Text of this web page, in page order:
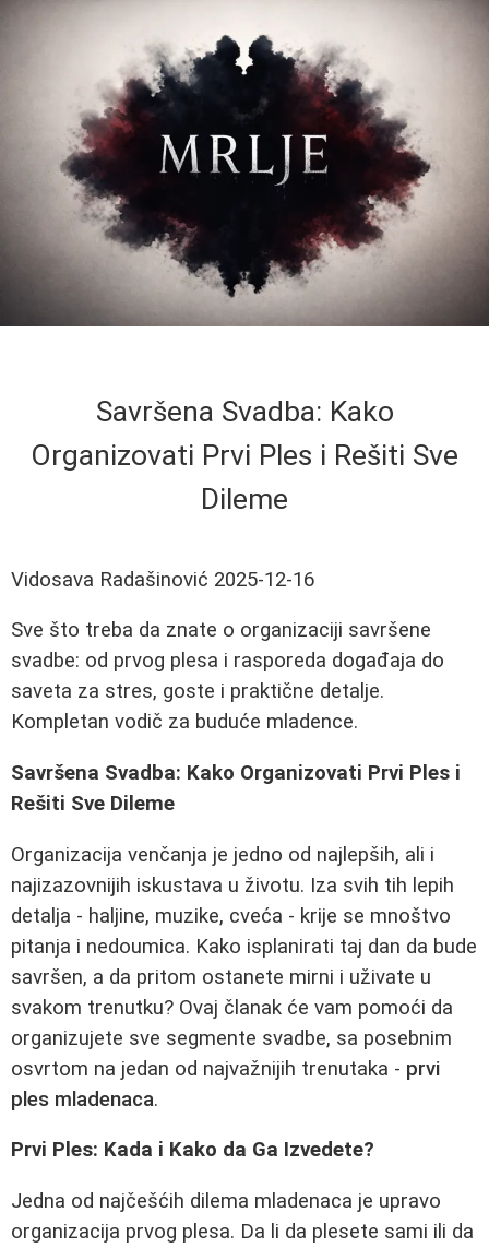
Savršena Svadba: Kako
Organizovati Prvi Ples i Rešiti Sve
Dileme
Vidosava Radašinović 2025-12-16
Sve što treba da znate o organizaciji savršene
svadbe: od prvog plesa i rasporeda događaja do
saveta za stres, goste i praktične detalje.
Kompletan vodič za buduće mladence.
Savršena Svadba: Kako Organizovati Prvi Ples i
Rešiti Sve Dileme
Organizacija venčanja je jedno od najlepših, ali i
najizazovnijih iskustava u životu. Iza svih tih lepih
detalja - haljine, muzike, cveća - krije se mnoštvo
pitanja i nedoumica. Kako isplanirati taj dan da bude
savršen, a da pritom ostanete mirni i uživate u
svakom trenutku? Ovaj članak će vam pomoći da
organizujete sve segmente svadbe, sa posebnim
osvrtom na jedan od najvažnijih trenutaka - prvi
ples mladenaca.
Prvi Ples: Kada i Kako da Ga Izvedete?
Jedna od najčešćih dilema mladenaca je upravo
organizacija prvog plesa. Da li da plesete sami ili da